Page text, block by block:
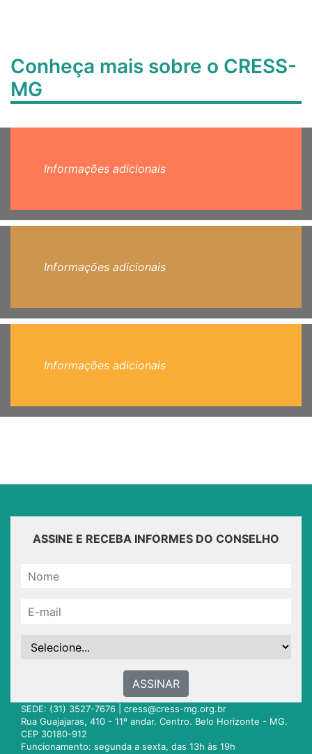
Conheça mais sobre o CRESS-
MG
Informações adicionais
Informações adicionais
Informações adicionais
ASSINE E RECEBA INFORMES DO CONSELHO
ASSINAR
SEDE: (31) 3527-7676 | cress@cress-mg.org.br
Rua Guajajaras, 410 - 11º andar. Centro. Belo Horizonte - MG.
CEP 30180-912
Funcionamento: segunda a sexta, das 13h às 19h